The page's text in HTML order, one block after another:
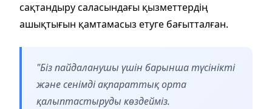
сақтандыру саласындағы қызметтердің
ашықтығын қамтамасыз етуге бағытталған.
"Біз пайдаланушы үшін барынша түсінікті
және сенімді ақпараттық орта
қалыптастыруды көздейміз.